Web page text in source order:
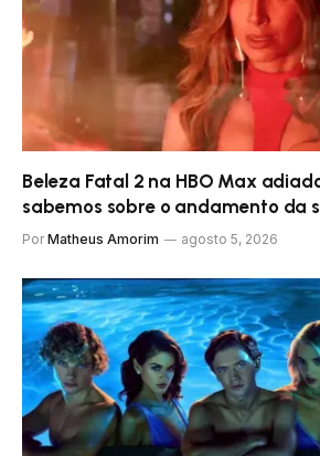
Beleza Fatal 2 na HBO Max
sabemos sobre o andamento da
Por Matheus Amorim agosto 5, 2026